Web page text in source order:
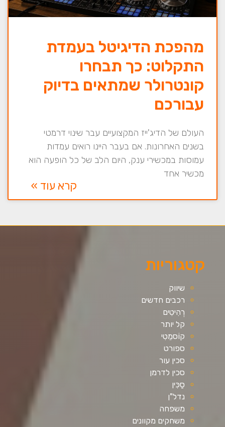
מהפכת הדיגיטל בעמדת
התקלוט: כך תבחרו
קונטרולר שמתאים בדיוק
עבורכם
העולם של הדיג'ייז המקצועיים עבר שינוי דרמטי
בשנים האחרונות. אם בעבר היינו רואים עמדות
עמוסות במכשירי ענק, היום הלב של כל הופעה הוא
מכשיר אחד
קרא עוד »
קטגוריות
שיווק
רכבים חדשים
רְהִיטִים
קל יותר
קוֹסמֵטִי
ספורט
סכין עור
סכין לדרמן
סַכִּין
נדל"ן
משפחה
משחקים מקוונים